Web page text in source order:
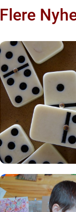
Flere